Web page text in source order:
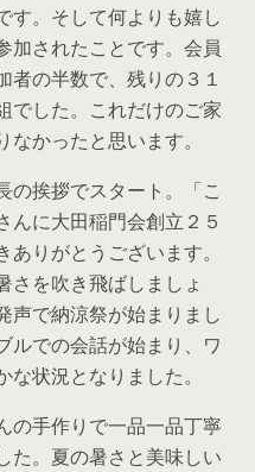
す。そして何よりも嬉し
加されたことです。会員
者の半数で、残りの３１
でした。これだけのご家
かったと思います。
の挨拶でスタート。「こ
んに大田稲門会創立２５
りがとうございます。
さを吹き飛ばしましょ
声で納涼祭が始まりまし
ルでの会話が始まり、ワ
状況となりました。
の手作りで一品一品丁寧
た。夏の暑さと美味しい